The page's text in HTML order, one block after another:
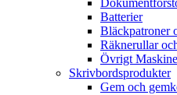
Batterier
Bläckpatroner
Räknerullar
Övrigt
Skrivbordsprodukter
Gem och